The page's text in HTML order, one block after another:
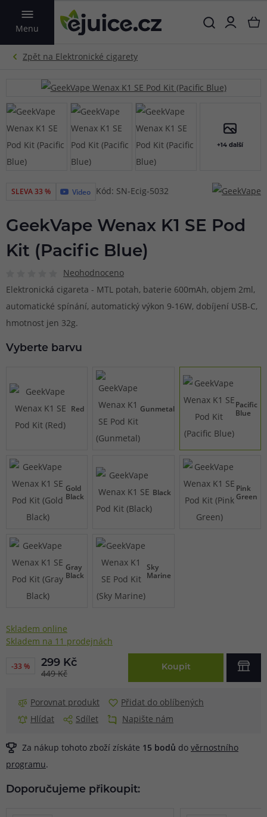
Menu
VYHLEDAT
+14 další
SLEVA 33 % Video Kód: SN-Ecig-5032
GeekVape Wenax K1 SE Pod
Kit (Pacific Blue)
Neohodnoceno
Elektronická cigareta - MTL potah, baterie 600mAh, objem 2ml,
automatické spínání, automatický výkon 9-16W, dobíjení USB-C,
hmotnost jen 32g.
Vyberte barvu
Red Gunmetal
Pacific
Blue
Gold
Black
Black
Pink
Green
Gray
Black
Sky
Marine
Skladem online
Skladem na 11 prodejnách
-33 %
299 Kč
449 Kč
Koupit
Porovnat produkt
Přidat do oblíbených
Hlídat
Sdílet Napište nám
Za nákup tohoto zboží získáte 15 bodů do věrnostního
programu.
Doporučujeme přikoupit: